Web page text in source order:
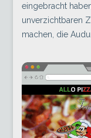
eingebracht
unverzichtbaren
machen, die